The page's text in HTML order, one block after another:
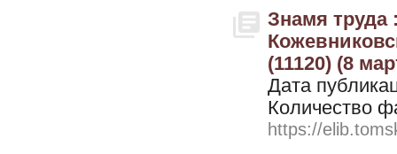
Знамя труда
(11120) (8
Дата
Количество
https://